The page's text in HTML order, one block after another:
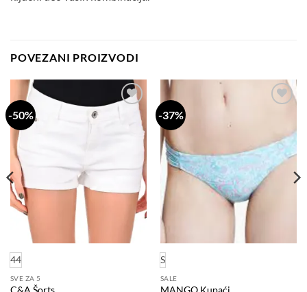
POVEZANI PROIZVODI
-50%
Dodaj
44
SVE ZA 5
-37%
želja
S
SALE